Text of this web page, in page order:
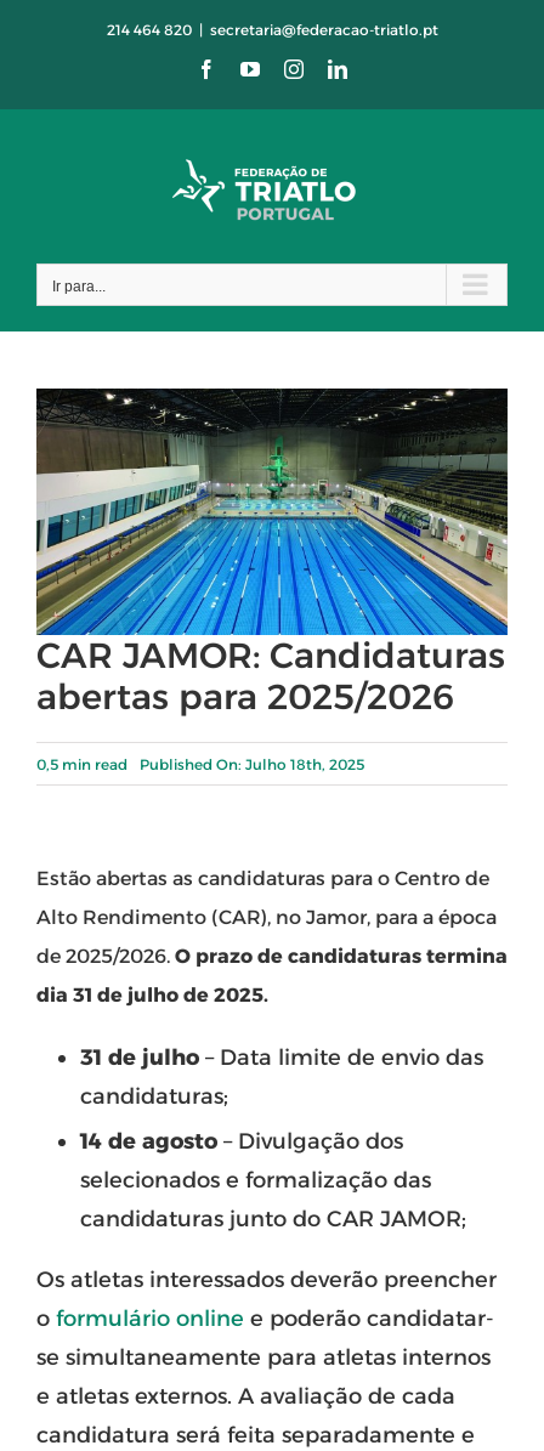
214 464 820 | secretaria@federacao-triatlo.pt
FacebookYouTubeInstagramLinkedIn
Ir para...
CAR JAMOR: Candidaturas
abertas para 2025/2026
0,5 min read Published On: Julho 18th, 2025
Estão abertas as candidaturas para o Centro de
Alto Rendimento (CAR), no Jamor, para a época
de 2025/2026. O prazo de candidaturas termina
dia 31 de julho de 2025.
31 de julho – Data limite de envio das
candidaturas;
14 de agosto – Divulgação dos
selecionados e formalização das
candidaturas junto do CAR JAMOR;
Os atletas interessados deverão preencher
o formulário online e poderão candidatar-
se simultaneamente para atletas internos
e atletas externos. A avaliação de cada
candidatura será feita separadamente e